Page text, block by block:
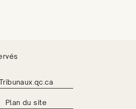
Plan du site